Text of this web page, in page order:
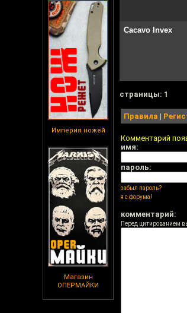
Империя ножей
Магазин
ОПЕРМАЙКИ
Cacavo Invex
cтраницы: 1
Правила |
Комментарий
имя:
пароль:
забыл пароль?
я с форума!
комментарий:
Перед цитированием